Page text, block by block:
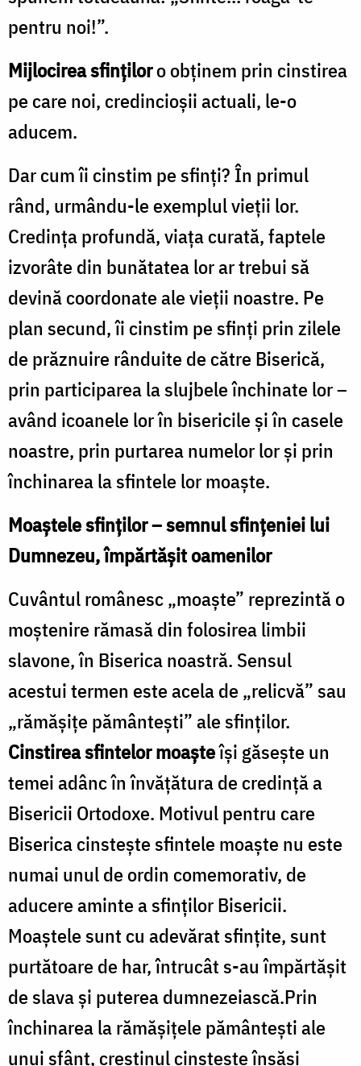
pentru noi!”.
Mijlocirea sfințiloro obținem prin cinstirea
pe care noi, credincioșii actuali, le-o
aducem.
Dar cum îi cinstim pe sfinți? În primul
rând, urmându-le exemplul vieții lor.
Credința profundă, viața curată, faptele
izvorâte din bunătatea lor ar trebui să
devină coordonate ale vieții noastre. Pe
plan secund, îi cinstim pe sfinți prin zilele
de prăznuire rânduite de către Biserică,
prin participarea la slujbele închinate lor –
având icoanele lor în bisericile și în casele
noastre, prin purtarea numelor lor și prin
închinarea la sfintele lor moaște.
Moaștele sfinților – semnul sfințeniei lui
Dumnezeu, împărtășit oamenilor
Cuvântul românesc „moaște” reprezintă o
moștenire rămasă din folosirea limbii
slavone, în Biserica noastră. Sensul
acestui termen este acela de „relicvă” sau
„rămășițe pământești” ale sfinților.
Cinstirea sfintelor moaşteîşi găseşte un
temei adânc în învăţătura de credinţă a
Bisericii Ortodoxe. Motivul pentru care
Biserica cinsteşte sfintele moaşte nu este
numai unul de ordin comemorativ, de
aducere aminte a sfinţilor Bisericii.
Moaştele sunt cu adevărat sfinţite, sunt
purtătoare de har, întrucât s-au împărtăşit
de slava şi puterea dumnezeiască.Prin
închinarea la rămășițele pământești ale
unui sfânt, creștinul cinsteşte însăşi